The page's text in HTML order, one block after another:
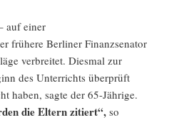
auf einer
frühere Berliner Finanzsenator
verbreitet. Diesmal zur
des Unterrichts überprüft
haben, sagte der 65-Jährige.
die Eltern zitiert“, so